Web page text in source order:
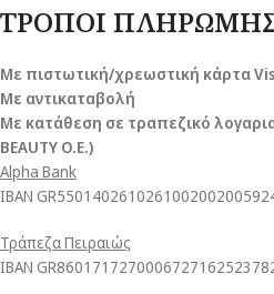
ΤΡΟΠΟΙ
Με πιστωτική/χρεωστική κάρτα
Με αντικαταβολή
Με κατάθεση σε τραπεζικό
BEAUTY O.E.)
Alpha Bank
ΙΒΑΝ
Τράπεζα Πειραιώς
ΙΒΑΝ